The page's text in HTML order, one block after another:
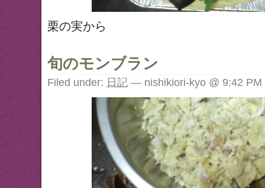
栗の実から
旬のモンブラン
Filed under: 日記 — nishikiori-kyo @ 9:42 PM